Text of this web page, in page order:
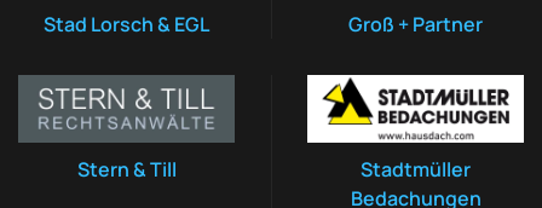
Stad Lorsch & EGL Groß + Partner
Stern & Till
Stadtmüller
Bedachungen